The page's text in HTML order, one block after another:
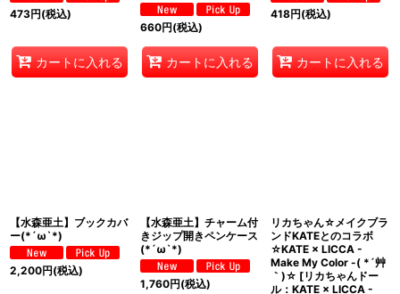
473円(税込)
カートに入れる
660円(税込)
カートに入れる
418円(税込)
カートに入れる
【水森亜土】ブックカバ
ー(*´ω`*)
2,200円(税込)
【水森亜土】チャーム付
きジップ開きペンケース
(*´ω`*)
1,760円(税込)
リカちゃん☆メイクブラ
ンドKATEとのコラボ
☆KATE × LICCA -
Make My Color -( *´艸
｀)☆ [リカちゃんドー
ル：KATE × LICCA -